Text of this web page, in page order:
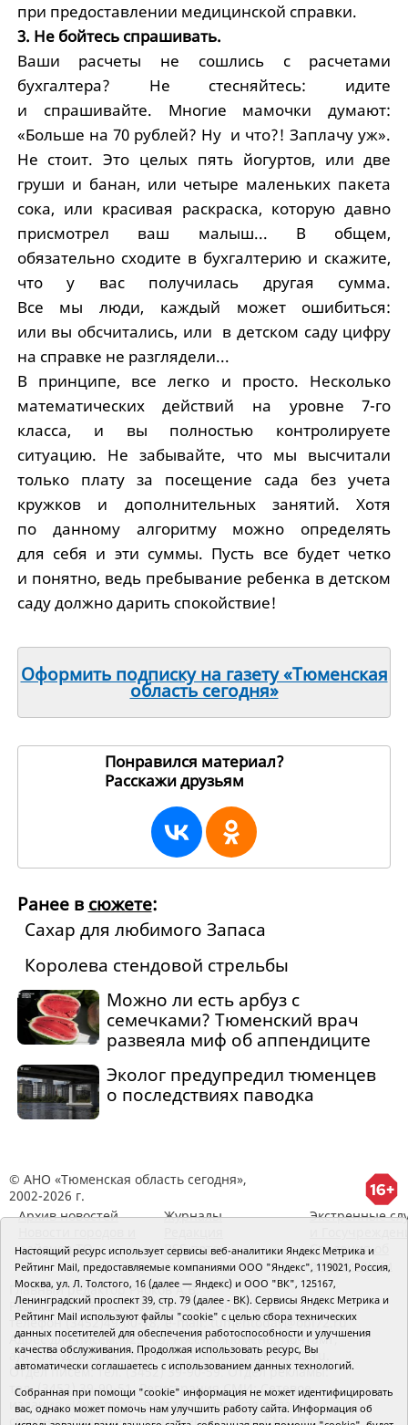
при предоставлении медицинской справки.
3. Не бойтесь спрашивать.
Ваши расчеты не сошлись с расчетами
бухгалтера? Не стесняйтесь: идите
и спрашивайте. Многие мамочки думают:
«Больше на 70 рублей? Ну и что?! Заплачу уж».
Не стоит. Это целых пять йогуртов, или две
груши и банан, или четыре маленьких пакета
сока, или красивая раскраска, которую давно
присмотрел ваш малыш... В общем,
обязательно сходите в бухгалтерию и скажите,
что у вас получилась другая сумма.
Все мы люди, каждый может ошибиться:
или вы обсчитались, или в детском саду цифру
на справке не разглядели...
В принципе, все легко и просто. Несколько
математических действий на уровне 7-го
класса, и вы полностью контролируете
ситуацию. Не забывайте, что мы высчитали
только плату за посещение сада без учета
кружков и дополнительных занятий. Хотя
по данному алгоритму можно определять
для себя и эти суммы. Пусть все будет четко
и понятно, ведь пребывание ребенка в детском
саду должно дарить спокойствие!
Оформить подписку на газету «Тюменская
область сегодня»
Понравился материал?
Расскажи друзьям
Ранее в сюжете:
Сахар для любимого Запаса
Королева стендовой стрельбы
Можно ли есть арбуз с
семечками? Тюменский врач
развеяла миф об аппендиците
Эколог предупредил тюменцев
о последствиях паводка
© АНО «Тюменская область сегодня»,
2002-2026 г.
Архив новостей
районов ТО
Журналы
RSS поток
Экстренные
Сведения об
организации
Главный редактор Рябков А.В.
Редакция: 625002, Тюмень, Осипенко, 81,
телефон (3452)49-00-18, e-mail: tumentoday@obl72.ru
Адрес для писем: 625000, Россия, Тюмень, Почтамт,
а/я 371. Для пресс-релизов: tumentoday@obl72.ru.
Отдел писем: тел. (3452) 39-90-59. Отдел рекламы:
тел. (3452) 39-90-51. Регистрация СМИ: Сетевое
издание «Интернет-газета «Тюменская область
сегодня», свидетельство о регистрации СМИ Эл №
Настоящий ресурс использует сервисы веб-аналитики Яндекс Метрика и
Рейтинг Mail, предоставляемые компаниями ООО "Яндекс", 119021, Россия,
Москва, ул. Л. Толстого, 16 (далее — Яндекс) и ООО "ВК", 125167,
Ленинградский проспект 39, стр. 79 (далее - ВК). Сервисы Яндекс Метрика и
Рейтинг Mail используют файлы "cookie" с целью сбора технических
данных посетителей для обеспечения работоспособности и улучшения
качества обслуживания. Продолжая использовать ресурс, Вы
автоматически соглашаетесь с использованием данных технологий.
Собранная при помощи "cookie" информация не может идентифицировать
вас, однако может помочь нам улучшить работу сайта. Информация об